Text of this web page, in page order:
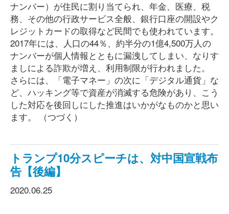
ナンバー）が住民に割り当てられ、年金、医療、税
務、その他の行政サービス全般、銀行口座の開設やク
レジットカードの取得など民間でも使われています。
2017年には、人口の44％、約半分の1億4,500万人の
ナンバーが個人情報とともに漏洩してしまい、なりす
ましによる詐欺が増え、利用制限が行われました。
さらには、「電子マネー」の次に「デジタル通貨」な
ど、ハッキング等で資産が消滅する危険があり、こう
した対応を後回しにした推進はいかがなものかと思い
ます。 （つづく）
トランプ10分スピーチは、対中国宣戦布
告【後編】
2020.06.25